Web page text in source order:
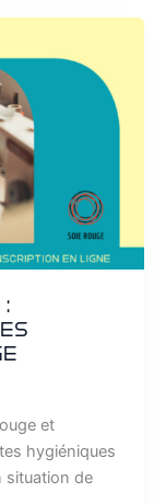
et
hygiéniques
situation de